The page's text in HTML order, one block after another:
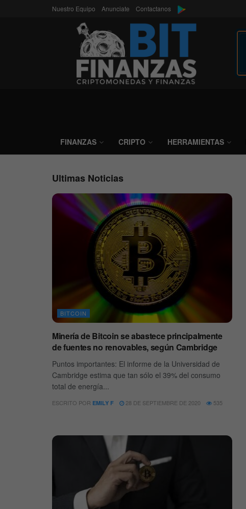
Nuestro Equipo Anunciate Contactanos
FINANZAS CRIPTO HERRAMIENTAS
Ultimas Noticias
BITCOIN
Minería de Bitcoin se abastece principalmente
de fuentes no renovables, según Cambridge
Puntos importantes: El informe de la Universidad de
Cambridge estima que tan sólo el 39% del consumo
total de energía...
ESCRITO POR EMILY F 28 DE SEPTIEMBRE DE 2020 535